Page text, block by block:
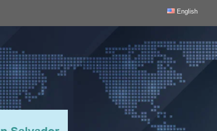
English